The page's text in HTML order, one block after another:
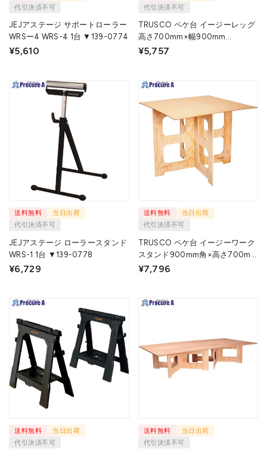
代引決済不可
JEJアステージ サポートローラー
WRSー4 WRS-4 1台 ▼139-0774
¥5,610
代引決済不可
TRUSCO ペケ台 イージーレッグ
高さ700mm×幅900mm
¥5,757
送料無料
当日出荷
代引決済不可
JEJアステージ ローラースタンド
WRS-1 1台 ▼139-0778
¥6,729
送料無料
当日出荷
代引決済不可
TRUSCO ペケ台 イージーワーク
スタンド900mm角×高さ700mm
EASYLEG-7090SET 1S ▼584-
¥7,796
送料無料
当日出荷
代引決済不可
送料無料
当日出荷
代引決済不可